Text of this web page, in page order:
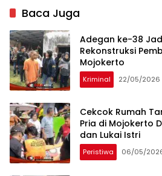
Baca Juga
Adegan ke-38
Rekonstruksi
Mojokerto
Kriminal 22/05/2026
Cekcok Rumah
Pria di Mojokerto
dan Lukai Istri
Peristiwa 06/05/